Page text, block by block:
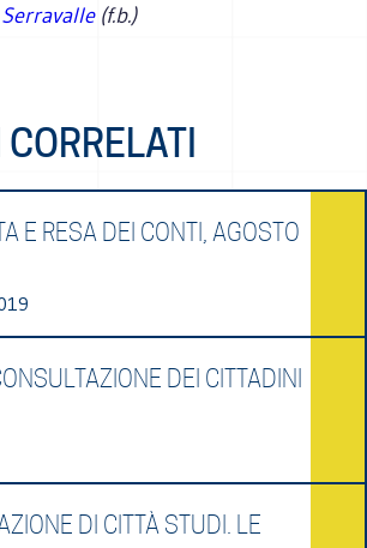
Serravalle(f.b.)
E RESA DEI CONTI, AGOSTO
DEI CITTADINI
DI CITTÀ STUDI. LE